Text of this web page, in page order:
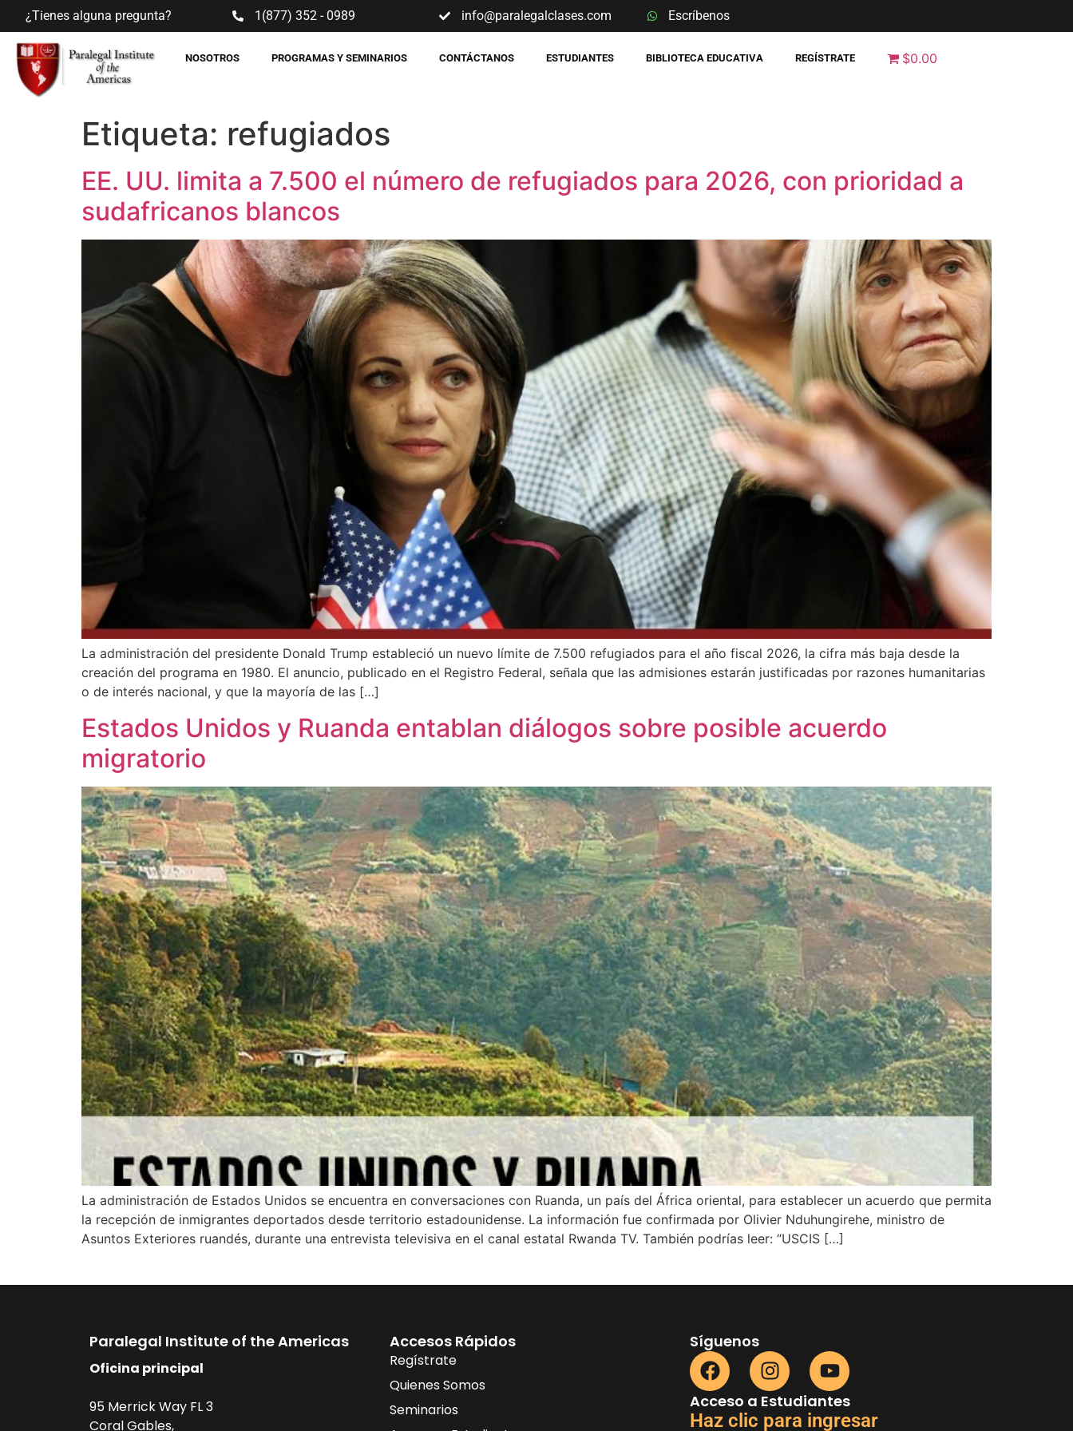
¿Tienes alguna pregunta? 1(877) 352 - 0989 info@paralegalclases.com Escríbenos
NOSOTROS PROGRAMAS Y SEMINARIOS CONTÁCTANOS ESTUDIANTES BIBLIOTECA EDUCATIVA REGÍSTRATE $0.00
Etiqueta: refugiados
EE. UU. limita a 7.500 el número de refugiados para 2026, con prioridad a
sudafricanos blancos
La administración del presidente Donald Trump estableció un nuevo límite de 7.500 refugiados para el año fiscal 2026, la cifra más baja desde la
creación del programa en 1980. El anuncio, publicado en el Registro Federal, señala que las admisiones estarán justificadas por razones humanitarias
o de interés nacional, y que la mayoría de las […]
Estados Unidos y Ruanda entablan diálogos sobre posible acuerdo
migratorio
La administración de Estados Unidos se encuentra en conversaciones con Ruanda, un país del África oriental, para establecer un acuerdo que permita
la recepción de inmigrantes deportados desde territorio estadounidense. La información fue confirmada por Olivier Nduhungirehe, ministro de
Asuntos Exteriores ruandés, durante una entrevista televisiva en el canal estatal Rwanda TV. También podrías leer: “USCIS […]
Paralegal Institute of the Americas
Oficina principal
95 Merrick Way FL 3
Coral Gables,
Accesos Rápidos
Regístrate
Quienes Somos
Seminarios
Síguenos
Acceso a Estudiantes
Haz clic para ingresar